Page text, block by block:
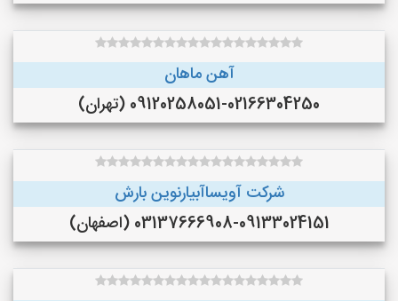
آهن ماهان
09120258051-02166304250 (تهران)
شرکت آویساآبیارنوین بارش
03137666908-09133024151 (اصفهان)